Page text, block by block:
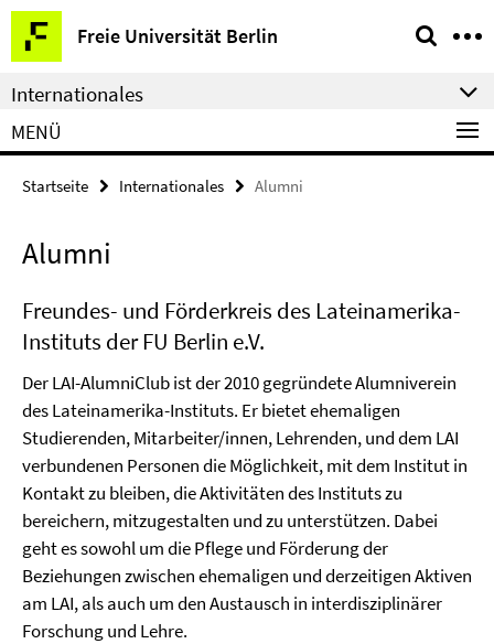
Springe
direkt
zu
Inhalt
Freie Universität Berlin
Service-
Navigation
Internationales
MENÜ
Startseite Internationales Alumni
Alumni
Freundes- und Förderkreis des Lateinamerika-
Instituts der FU Berlin e.V.
Der LAI-AlumniClub ist der 2010 gegründete Alumniverein
des Lateinamerika-Instituts. Er bietet ehemaligen
Studierenden, Mitarbeiter/innen, Lehrenden, und dem LAI
verbundenen Personen die Möglichkeit, mit dem Institut in
Kontakt zu bleiben, die Aktivitäten des Instituts zu
bereichern, mitzugestalten und zu unterstützen. Dabei
geht es sowohl um die Pflege und Förderung der
Beziehungen zwischen ehemaligen und derzeitigen Aktiven
am LAI, als auch um den Austausch in interdisziplinärer
Forschung und Lehre.